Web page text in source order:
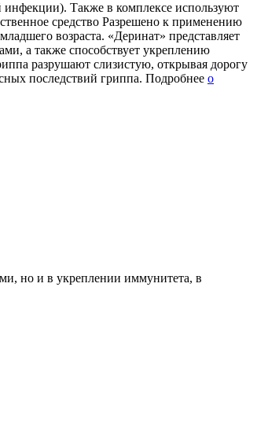
Также в комплексе используют
средство Разрешено к применению
возраста. «Деринат» представляет
а также способствует укреплению
разрушают слизистую, открывая дорогу
последствий гриппа. Подробнее о
но и в укреплении иммунитета, в